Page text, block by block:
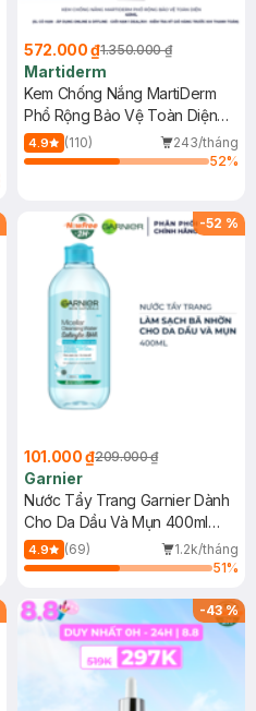
572.000 ₫1.350.000 ₫
Martiderm
Kem Chống Nắng MartiDerm
Phổ Rộng Bảo Vệ Toàn Diện
40ml
4.9 (110)
243/tháng
52%
-52 %
101.000 ₫209.000 ₫
Garnier
Nước Tẩy Trang Garnier Dành
Cho Da Dầu Và Mụn 400ml
(Mới)
4.9 (69)
1.2k/tháng
51%
-43%